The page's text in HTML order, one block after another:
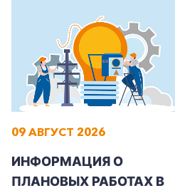
09 АВГУСТ 2026
ИНФОРМАЦИЯ О
ПЛАНОВЫХ РАБОТАХ В